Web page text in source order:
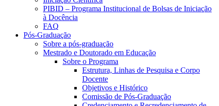
PIBID – Programa Institucional de Bolsas de Iniciação
à Docência
FAQ
Pós-Graduação
Sobre a pós-graduação
Mestrado e Doutorado em Educação
Sobre o Programa
Estrutura, Linhas de Pesquisa e Corpo
Docente
Objetivos e Histórico
Comissão de Pós-Graduação